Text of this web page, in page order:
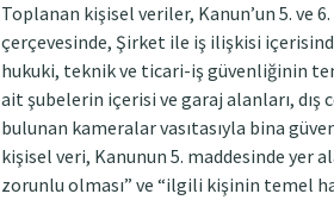
Toplanan kişisel veriler, Kanun’un 5. ve
çerçevesinde, Şirket ile iş ilişkisi
hukuki, teknik ve ticari-iş güvenliğinin
ait şubelerin içerisi ve garaj alanları, dış
bulunan kameralar vasıtasıyla bina
kişisel veri, Kanunun 5. maddesinde yer
zorunlu olması” ve “ilgili kişinin temel